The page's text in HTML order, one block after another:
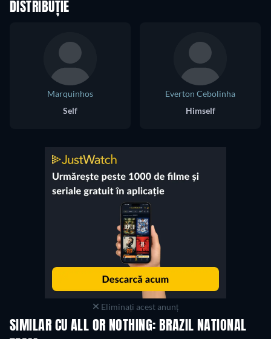
DISTRIBUȚIE
Marquinhos
Self
Everton Cebolinha
Himself
Eliminați acest anunț
SIMILAR CU ALL OR NOTHING: BRAZIL NATIONAL